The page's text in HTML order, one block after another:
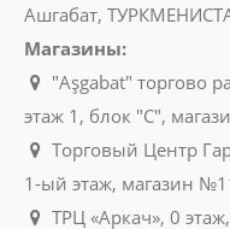
Ашгабат,
Магазины:
"Aşgabat" торгово
этаж 1, блок "C",
Торговый Центр
1-ый этаж, магазин
ТРЦ «Аркач», 0